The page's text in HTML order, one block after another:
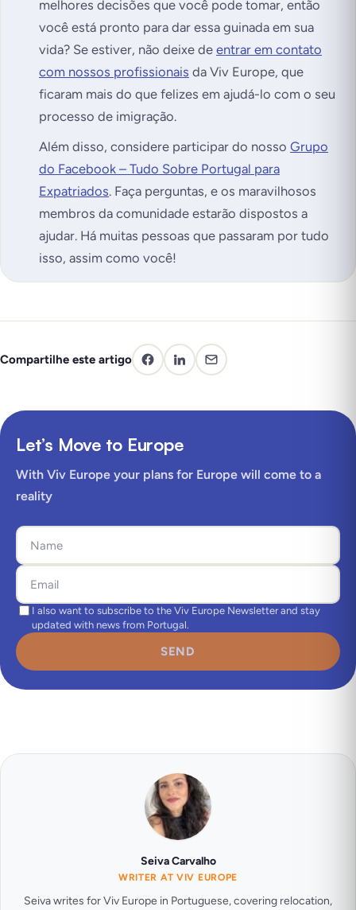
melhores decisões que você pode tomar, então
você está pronto para dar essa guinada em sua
vida? Se estiver, não deixe de entrar em contato
com nossos profissionais da Viv Europe, que
ficaram mais do que felizes em ajudá-lo com o seu
processo de imigração.
Além disso, considere participar do nosso Grupo
do Facebook – Tudo Sobre Portugal para
Expatriados. Faça perguntas, e os maravilhosos
membros da comunidade estarão dispostos a
ajudar. Há muitas pessoas que passaram por tudo
isso, assim como você!
Compartilhe este artigo
Let’s Move to Europe
With Viv Europe your plans for Europe will come to a
reality
I also want to subscribe to the Viv Europe Newsletter and stay
updated with news from Portugal.
SEND
Seiva Carvalho
WRITER AT VIV EUROPE
Seiva writes for Viv Europe in Portuguese, covering relocation,